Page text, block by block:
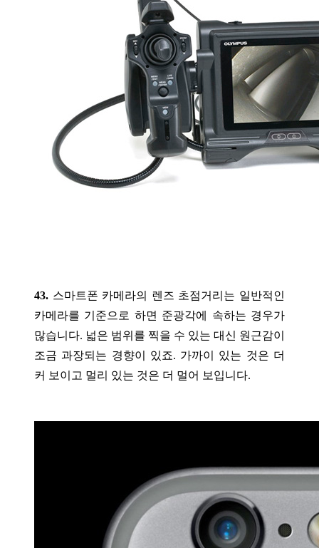
43. 스마트폰 카메라의 렌즈 초점거리는 일반적인
카메라를 기준으로 하면 준광각에 속하는 경우가
많습니다. 넓은 범위를 찍을 수 있는 대신 원근감이
조금 과장되는 경향이 있죠. 가까이 있는 것은 더
커 보이고 멀리 있는 것은 더 멀어 보입니다.